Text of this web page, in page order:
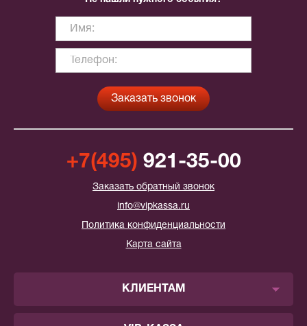
+7(495) 921-35-00
Заказать обратный звонок
info@vipkassa.ru
Политика конфиденциальности
Карта сайта
КЛИЕНТАМ